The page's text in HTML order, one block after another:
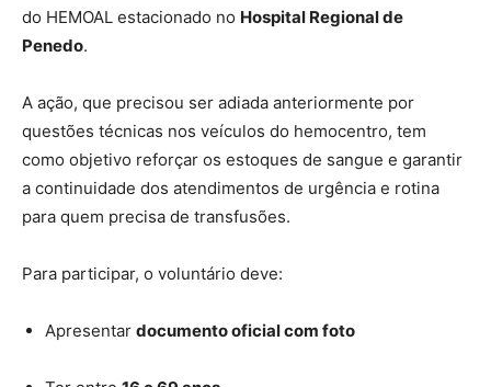
do HEMOAL estacionado no Hospital Regional de
Penedo.
A ação, que precisou ser adiada anteriormente por
questões técnicas nos veículos do hemocentro, tem
como objetivo reforçar os estoques de sangue e garantir
a continuidade dos atendimentos de urgência e rotina
para quem precisa de transfusões.
Para participar, o voluntário deve:
Apresentar documento oficial com foto